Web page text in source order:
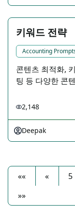
키워드 전략
Accounting
콘텐츠 최적화,
팅 등 다양한 콘
2,148
Deepak
«« « 5
»»